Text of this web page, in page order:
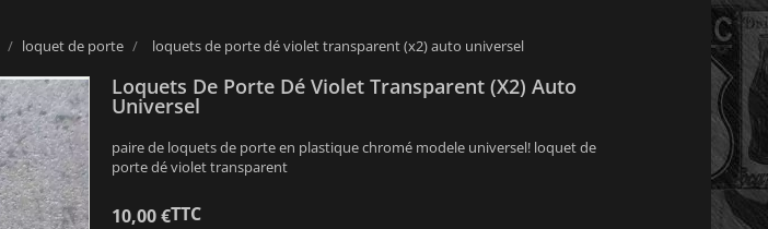
loquet de porte loquets de porte dé violet transparent (x2) auto universel
Loquets De Porte Dé Violet Transparent (x2) Auto
Universel
paire de loquets de porte en plastique chromé modele universel! loquet de
porte dé violet transparent
10,00 €TTC